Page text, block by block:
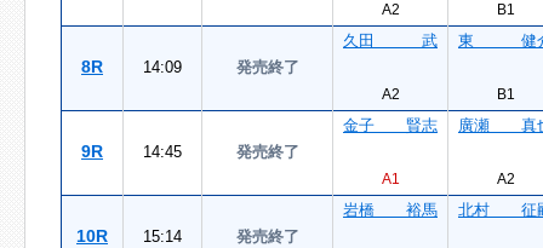
A2 B1
8R 14:09 発売終了
久田 武
A2
東 健
B1
9R 14:45 発売終了
金子 賢志
A1
廣瀬 真
A2
10R 15:14 発売終了
岩橋 裕馬 北村 征